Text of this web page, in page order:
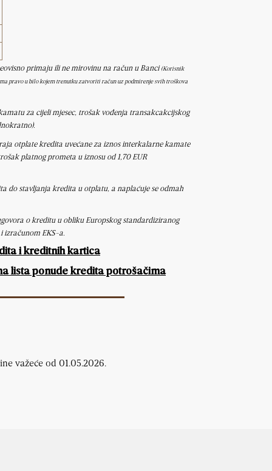
primaju ili ne mirovinu na račun u Banci(Korisnik
pravou bilo kojem trenutku zatvoriti račun uz podmirenje svih troškova
za cijeli mjesec, trošak vođenja transakcakcijskog
otplate kredita uvećane za iznos interkalarne kamate
platnog prometa u iznosu od 1,70 EUR
do stavljanja kredita u otplatu, a naplaćuje se odmah
o kreditu u obliku Europskog standardiziranog
izračunom EKS-a.
i kreditnih kartica
lista ponude kredita potrošačima
važeće od 01.05.2026.